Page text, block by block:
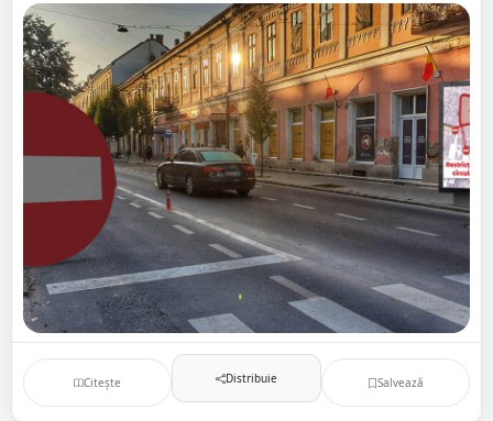
Citește Distribuie Salvează